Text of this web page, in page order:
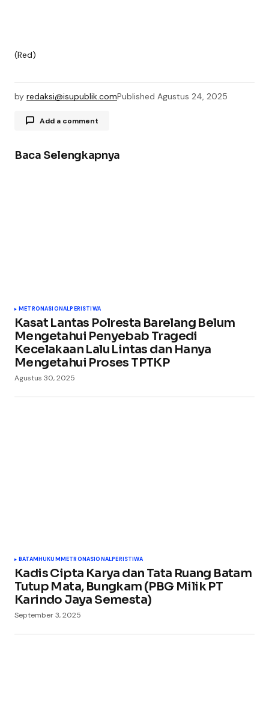
(Red)
by redaksi@isupublik.comPublished Agustus 24, 2025
Add a comment
Your E-mail*
Simpan nama, email, dan situs web saya pada
peramban ini untuk komentar saya berikutnya.
Baca Selengkapnya
METRO NASIONALPERISTIWA
Kasat Lantas Polresta Barelang Belum
Mengetahui Penyebab Tragedi
Kecelakaan Lalu Lintas dan Hanya
Mengetahui Proses TPTKP
Agustus 30, 2025
BATAM HUKUM METRO NASIONALPERISTIWA
Kadis Cipta Karya dan Tata Ruang Batam
Tutup Mata, Bungkam (PBG Milik PT
Karindo Jaya Semesta)
September 3, 2025